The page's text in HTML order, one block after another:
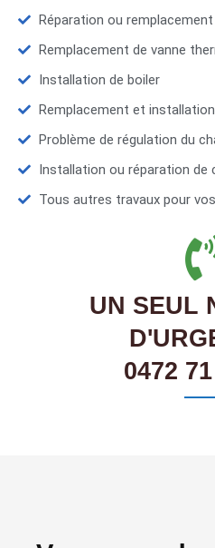
Réparation ou
Remplacement de vanne
Installation de boiler
Remplacement et
Problème de régulation du
Installation ou réparation de
Tous autres travaux pour
UN SEUL
0472